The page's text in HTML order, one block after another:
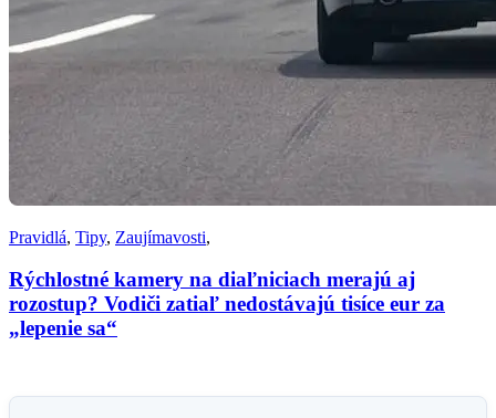
Pravidlá, Tipy, Zaujímavosti,
Rýchlostné kamery na diaľniciach merajú aj
rozostup? Vodiči zatiaľ nedostávajú tisíce eur za
„lepenie sa“